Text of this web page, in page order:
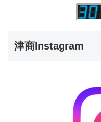
津商Instagram